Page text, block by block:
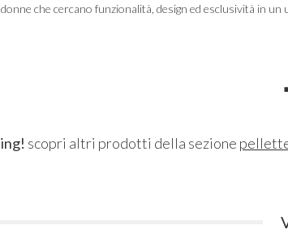
che cercano funzionalità, design ed esclusività in un
scopri altri prodotti della sezione